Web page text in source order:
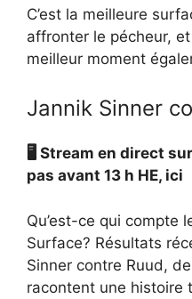
C’est la meilleure
affronter le pécheur,
meilleur moment
Jannik Sinner
🖥️ Stream en direct
pas avant 13 h HE, ici
Qu’est-ce qui compte
Surface? Résultats
Sinner contre Ruud,
racontent une histoire